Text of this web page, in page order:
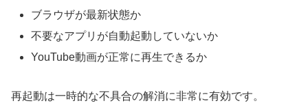
ブラウザが最新状態か
不要なアプリが自動起動していないか
YouTube動画が正常に再生できるか
再起動は一時的な不具合の解消に非常に有効です。